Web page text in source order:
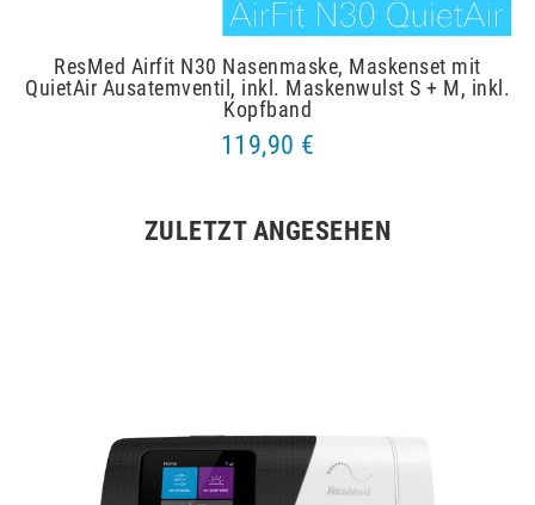
ResMed Airfit N30 Nasenmaske, Maskenset mit
QuietAir Ausatemventil, inkl. Maskenwulst S + M, inkl.
Kopfband
119,90 €
ZULETZT ANGESEHEN